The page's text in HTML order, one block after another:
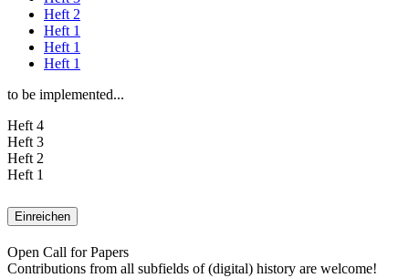
Heft 2
Heft 1
Heft 1
Heft 1
to be implemented...
Heft 4
Heft 3
Heft 2
Heft 1
Einreichen
Open Call for Papers
Contributions from all subfields of (digital) history are welcome!